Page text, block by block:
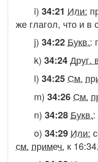
i) 34:21 Или:
же глагол, что и
j) 34:22 Букв.:
k) 34:24Друг.
l) 34:25 См.
m) 34:26 См.
n) 34:28 Букв.:
o) 34:29 Или:
см. примеч. к 16:34.